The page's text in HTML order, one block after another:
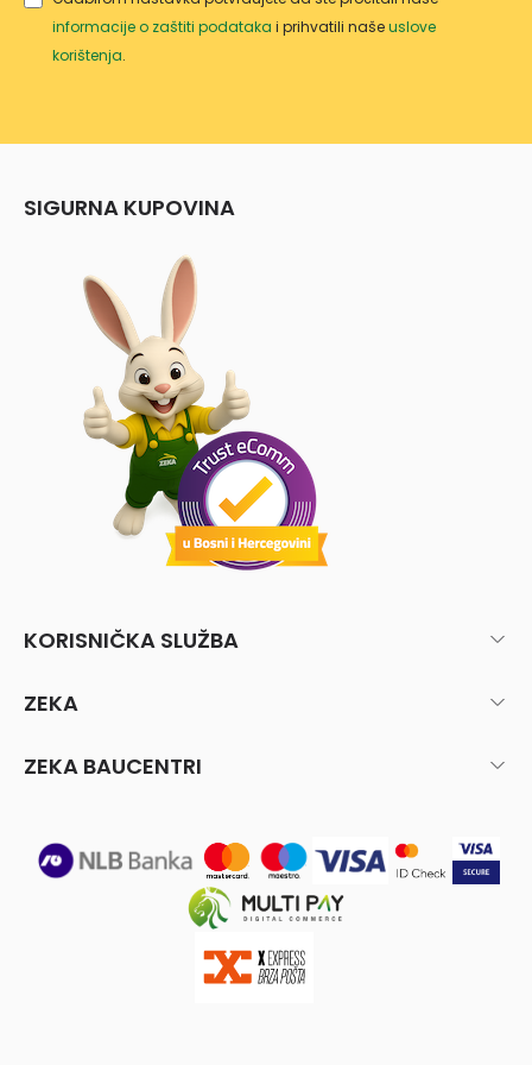
informacije o zaštiti podataka i prihvatili našeuslove
korištenja.
SIGURNA KUPOVINA
KORISNIČKA SLUŽBA
ZEKA
ZEKA BAUCENTRI